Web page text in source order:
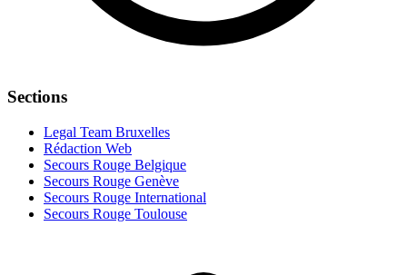
Sections
Legal Team Bruxelles
Rédaction Web
Secours Rouge Belgique
Secours Rouge Genève
Secours Rouge International
Secours Rouge Toulouse